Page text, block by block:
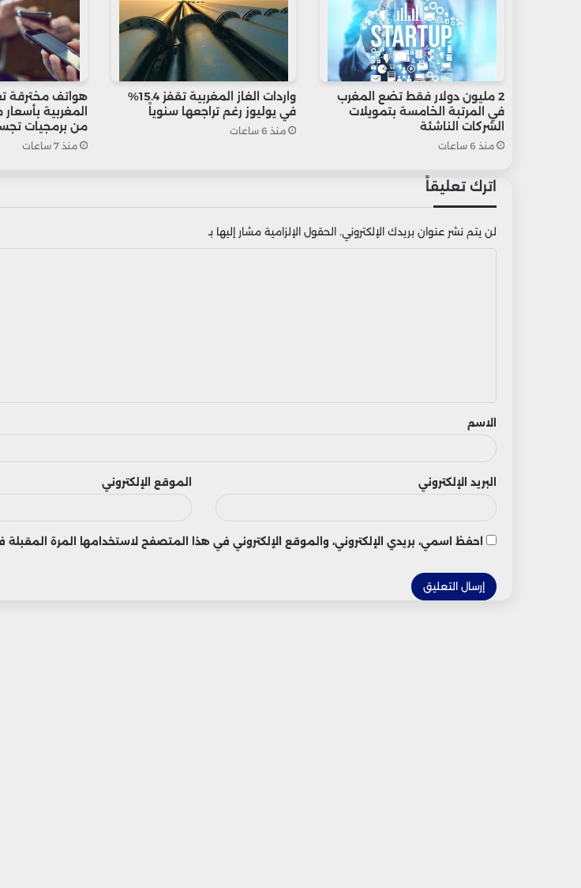
2 مليون دولار فقط تضع المغرب
في المرتبة الخامسة بتمويلات
الشركات الناشئة
منذ 6 ساعات
واردات الغاز المغربية تقفز 15.4%
في يوليوز رغم تراجعها سنوياً
منذ 6 ساعات
هواتف مخترقة
المغربية
من برمجيات
منذ 7 ساعات
اترك تعليقاً
لن يتم نشر عنوان بريدك الإلكتروني. الحقول الإلزامية مشار إليها بـ
ق
الاسم
البريد الإلكتروني الموقع الإلكتروني
احفظ اسمي، بريدي الإلكتروني، والموقع الإلكتروني في هذا المتصفح لاستخدامها المرة